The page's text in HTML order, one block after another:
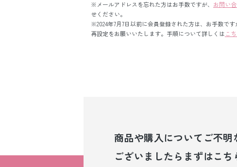
※メールアドレスを忘れた方はお手数ですが、 お問い
せください。
※2024年7月7日以前に会員登録された方は、お手数です
再設定をお願いいたします。手順について詳しくは こ
商品や購入について ご不明
ございましたら まずはこ